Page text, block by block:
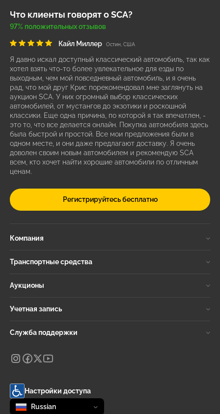
Что клиенты говорят о SCA?
97% положительных отзывов
Кайл Миллер Остин, США
Я давно искал доступный классический автомобиль, так как
хотел взять что-то более увлекательное для езды по
выходным, чем мой повседневный автомобиль, и я очень
рад, что мой друг Крис порекомендовал мне заглянуть на
аукцион SCA. У них огромный выбор классических
автомобилей, от мустангов до экзотики и роскошной
классики. Еще одна причина, по которой я так впечатлен, -
это то, что все делается онлайн. Покупка автомобиля здесь
была быстрой и простой. Все мои предложения были в
одном месте, и они даже предлагают доставку. Я очень
доволен своим новым автомобилем и рекомендую SCA
всем, кто хочет найти хорошие автомобили по отличным
ценам.
Регистрируйтесь бесплатно
Компания
Транспортные средства
Аукционы
Учетная запись
Служба поддержки
Настройки доступа
Change language
selected
Russian